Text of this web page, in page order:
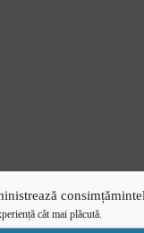
cât mai plăcută.